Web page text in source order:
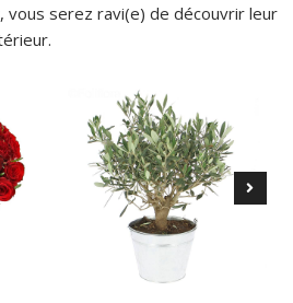
serez ravi(e) de découvrir leur